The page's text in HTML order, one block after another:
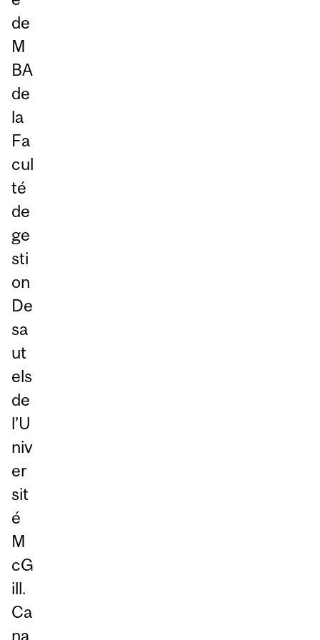
de
M
BA
de
la
Fa
cul
té
de
ge
sti
on
De
sa
ut
els
de
l’U
niv
er
sit
é
M
cG
ill.
Ca
na